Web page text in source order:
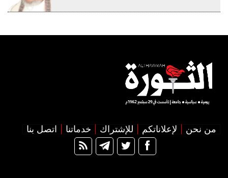
من نحن لإعلاناتكم للإشتراك خدماتنا اتصل بنا